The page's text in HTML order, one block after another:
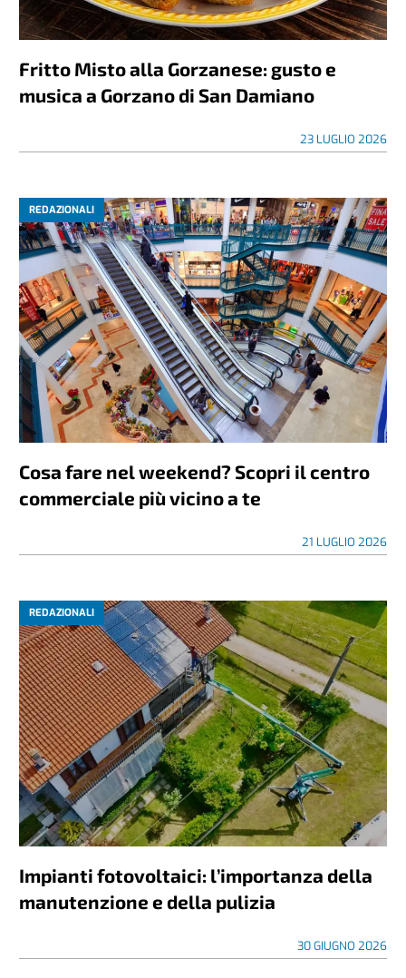
Fritto Misto alla Gorzanese: gusto e
musica a Gorzano di San Damiano
23 LUGLIO 2026
REDAZIONALI
Cosa fare nel weekend? Scopri il centro
commerciale più vicino a te
21 LUGLIO 2026
REDAZIONALI
Impianti fotovoltaici: l’importanza della
manutenzione e della pulizia
30 GIUGNO 2026